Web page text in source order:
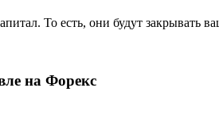
То есть, они будут закрывать
на Форекс